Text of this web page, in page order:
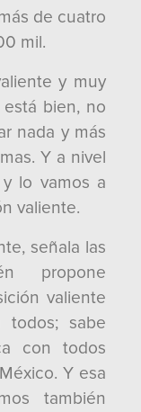
de cuatro
mil.
y muy
bien, no
nada y más
Y a nivel
lo vamos a
valiente.
señala las
propone
valiente
todos; sabe
con todos
Y esa
también